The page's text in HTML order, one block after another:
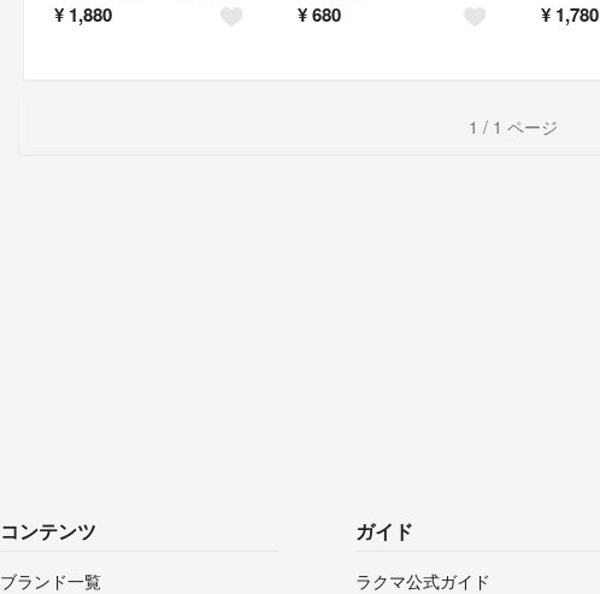
¥ 1,880 ¥680 ¥ 1,780
1 / 1 ページ
コンテンツ
ブランド一覧
ガイド
ラクマ公式ガイド